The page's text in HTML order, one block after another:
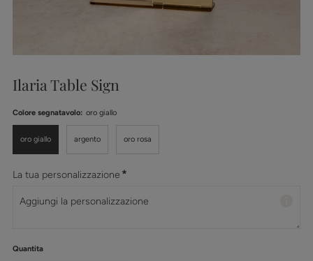
Ilaria Table Sign
Colore segnatavolo: oro giallo
oro giallo argento oro rosa
La tua personalizzazione *
Quantita